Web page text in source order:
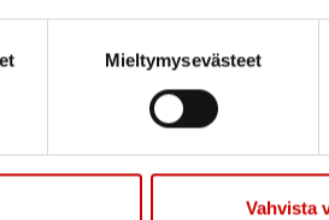
Mieltymysevästeet
Vahvista
riippumatta.
lähetä liikkeelle!
vinkkejä ja tietoa
sähköpostiisi